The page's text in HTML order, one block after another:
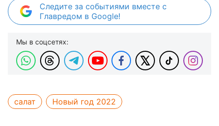
Следите за событиями вместе с
Главредом в Google!
Мы в соцсетях:
салат Новый год 2022